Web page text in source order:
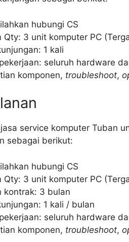
hubungi CS
Qty: 3 unit komputer PC
1 kali
seluruh hardware
komponen, troubleshoot,
service komputer Tuban
sebagai berikut:
hubungi CS
Qty: 3 unit komputer PC
kontrak: 3 bulan
1 kali / bulan
seluruh hardware
komponen, troubleshoot,